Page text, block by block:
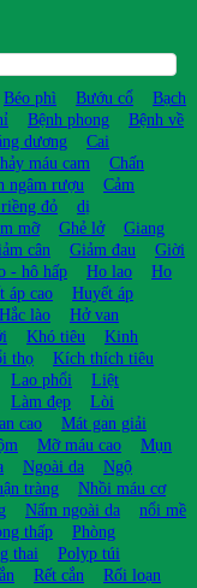
Béo phì Bướu cổ
Bạch
Bệnh phong
Bệnh về
dương
Cai
máu cam
Chấn
ngâm rượu
Cảm
đỏ
dị
mỡ Ghẻ lở
Giang
cân Giảm đau
Giời
- hô hấp Ho lao
Ho
áp cao
Huyết áp
Hắc lào
Hở van
Khó tiêu
Kinh
thọ
Kích thích tiêu
Lao phổi
Liệt
Làm đẹp
Lòi
cao
Mát gan giải
Mỡ máu cao
Mụn
Ngoài da
Ngộ
tràng
Nhồi máu cơ
Nấm ngoài da
nổi mề
thấp
Phòng
thai
Polyp túi
Rết cắn
Rối loạn